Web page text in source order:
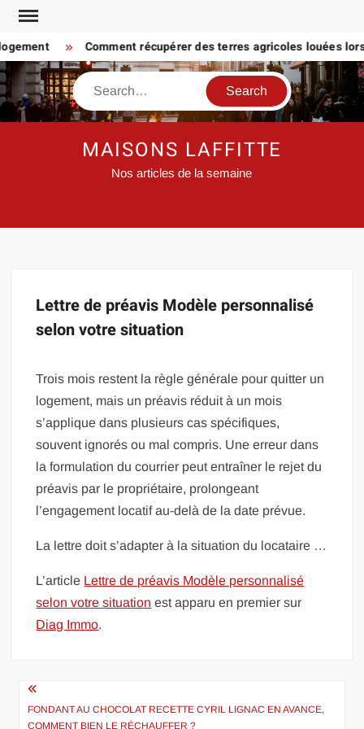
Skip
content
Comment récupérer des terres agricoles louées
Search
MAISONS LAFFITTE
Nos articles de la semaine
Lettre de préavis Modèle personnalisé
selon votre situation
Trois mois restent la règle générale pour quitter un
logement, mais un préavis réduit à un mois
s’applique dans plusieurs cas spécifiques,
souvent ignorés ou mal compris. Une erreur dans
la formulation du courrier peut entraîner le rejet du
préavis par le propriétaire, prolongeant
l’engagement locatif au-delà de la date prévue.
La lettre doit s’adapter à la situation du locataire …
L’article Lettre de préavis Modèle personnalisé
selon votre situation est apparu en premier sur
Diag Immo.
Navigation
de
FONDANT AU CHOCOLAT RECETTE CYRIL LIGNAC EN AVANCE,
COMMENT BIEN LE RÉCHAUFFER ?